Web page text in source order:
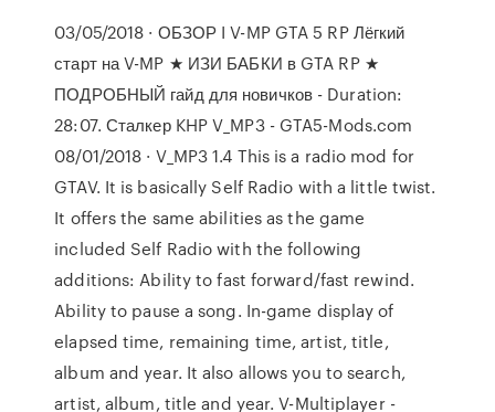
03/05/2018 · ОБЗОР I V-MP GTA 5 RP Лёгкий
старт на V-MP ★ ИЗИ БАБКИ в GTA RP ★
ПОДРОБНЫЙ гайд для новичков - Duration:
28:07. Сталкер KHP V_MP3 - GTA5-Mods.com
08/01/2018 · V_MP3 1.4 This is a radio mod for
GTAV. It is basically Self Radio with a little twist.
It offers the same abilities as the game
included Self Radio with the following
additions: Ability to fast forward/fast rewind.
Ability to pause a song. In-game display of
elapsed time, remaining time, artist, title,
album and year. It also allows you to search,
artist, album, title and year. V-Multiplayer -